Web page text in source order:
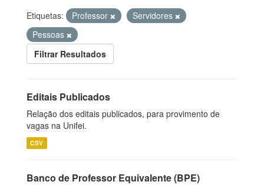
Etiquetas: Professor
Servidores
Pessoas
Filtrar Resultados
Editais Publicados
Relação dos editais publicados, para provimento de
vagas na Unifei.
CSV
Banco de Professor Equivalente (BPE)